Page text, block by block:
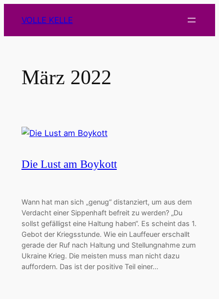
Inhalt
springen
VOLLE KELLE
März 2022
Die Lust am Boykott
Wann hat man sich „genug“ distanziert, um aus dem
Verdacht einer Sippenhaft befreit zu werden? „Du
sollst gefälligst eine Haltung haben“. Es scheint das 1.
Gebot der Kriegsstunde. Wie ein Lauffeuer erschallt
gerade der Ruf nach Haltung und Stellungnahme zum
Ukraine Krieg. Die meisten muss man nicht dazu
auffordern. Das ist der positive Teil einer…